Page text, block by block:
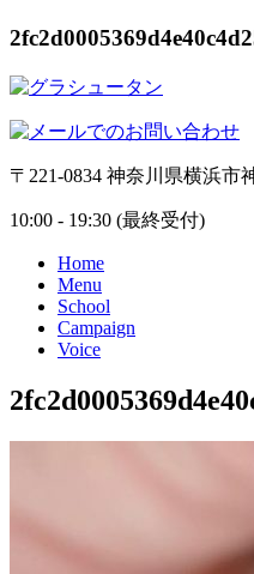
〒221-0834 神奈川県横浜
10:00 - 19:30 (最終受付)
Home
Menu
School
Campaign
Voice